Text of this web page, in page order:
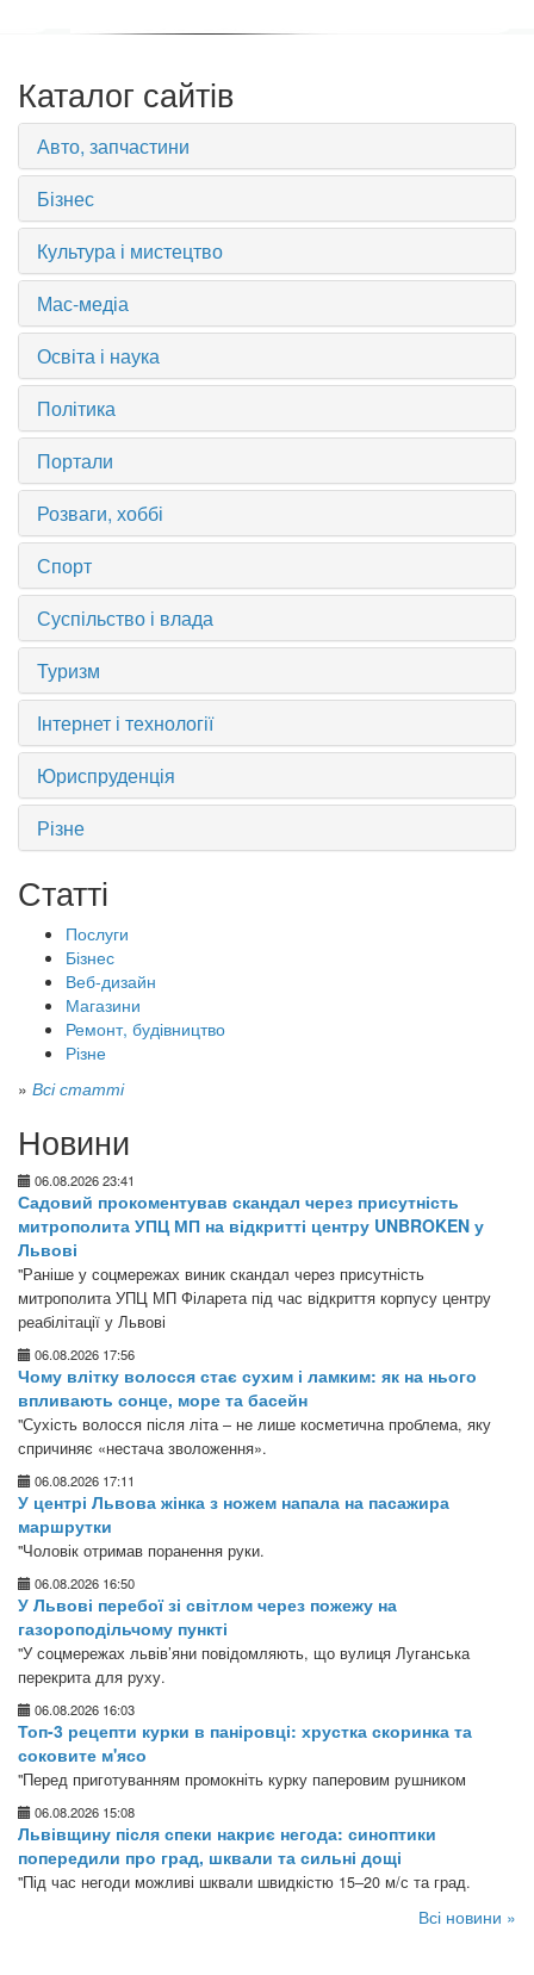
Каталог сайтів
Авто, запчастини
Бізнес
Культура і мистецтво
Мас-медіа
Освіта і наука
Політика
Портали
Розваги, хоббі
Спорт
Суспільство і влада
Туризм
Інтернет і технології
Юриспруденція
Різне
Статті
Послуги
Бізнес
Веб-дизайн
Магазини
Ремонт, будівництво
Різне
» Всі статті
Новини
06.08.2026 23:41
Садовий прокоментував скандал через присутність
митрополита УПЦ МП на відкритті центру UNBROKEN у
Львові
"Раніше у соцмережах виник скандал через присутність
митрополита УПЦ МП Філарета під час відкриття корпусу центру
реабілітації у Львові
06.08.2026 17:56
Чому влітку волосся стає сухим і ламким: як на нього
впливають сонце, море та басейн
"Сухість волосся після літа – не лише косметична проблема, яку
спричиняє «нестача зволоження».
06.08.2026 17:11
У центрі Львова жінка з ножем напала на пасажира
маршрутки
"Чоловік отримав поранення руки.
06.08.2026 16:50
У Львові перебої зі світлом через пожежу на
газороподільчому пункті
"У соцмережах львів’яни повідомляють, що вулиця Луганська
перекрита для руху.
06.08.2026 16:03
Топ-3 рецепти курки в паніровці: хрустка скоринка та
соковите м'ясо
"Перед приготуванням промокніть курку паперовим рушником
06.08.2026 15:08
Львівщину після спеки накриє негода: синоптики
попередили про град, шквали та сильні дощі
"Під час негоди можливі шквали швидкістю 15–20 м/с та град.
Всі новини »